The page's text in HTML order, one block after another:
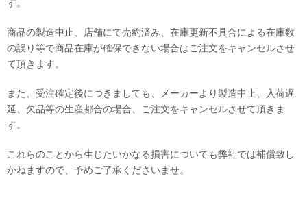
商品の製造中止、店舗にて売約済み、在庫更新不具合による在庫数
の誤り等で商品在庫が確保できない場合はご注文をキャンセルさせ
て頂きます。
また、受注確定後につきましても、メーカーより製造中止、入荷遅
延、欠品等の生産都合の場合、ご注文をキャンセルさせて頂きま
す。
これらのことから生じたいかなる損害についても弊社では補償致し
かねますので、予めご了承くださいませ。